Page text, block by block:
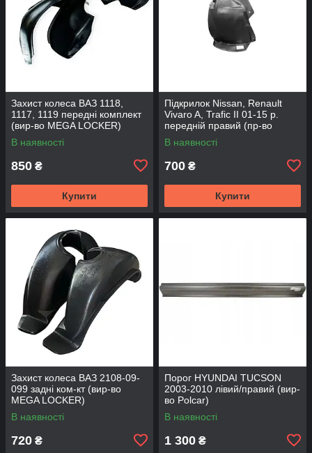
Захист колеса ВАЗ 1118,
1117, 1119 передні комплект
(вир-во MEGA LOCKER)
В наявності
850 ₴
Купити
Підкрилок Nissan, Renault
Vivaro A, Trafic II 01-15 р.
передній правий (пр-во
Starline)
В наявності
700 ₴
Купити
Захист колеса ВАЗ 2108-09-
099 задні ком-кт (вир-во
MEGA LOCKER)
В наявності
720 ₴
Порог HYUNDAI TUCSON
2003-2010 лівий/правий (вир-
во Polcar)
В наявності
1 300 ₴